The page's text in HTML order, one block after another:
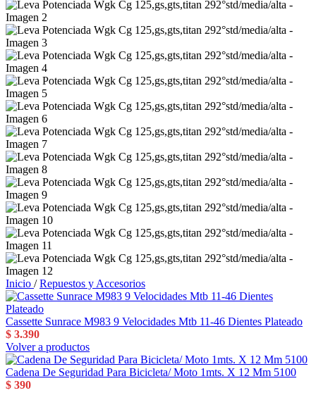
Inicio / Repuestos y Accesorios
Cassette Sunrace M983 9 Velocidades Mtb 11-46 Dientes Plateado
$ 3.390
Volver a productos
Cadena De Seguridad Para Bicicleta/ Moto 1mts. X 12 Mm 5100
$ 390